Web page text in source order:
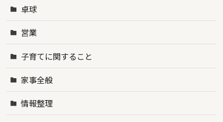
卓球
営業
子育てに関すること
家事全般
情報整理